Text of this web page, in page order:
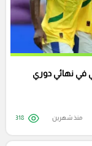
في نهائي دوري
منذ شهرين 318